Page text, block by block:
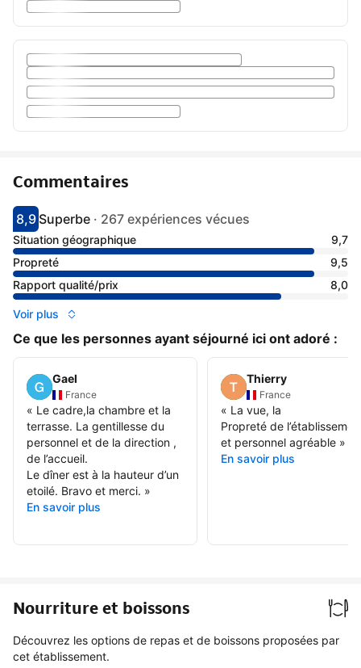
Commentaires
Avec une note de 8.9
8,9
superbeSuperbe · 267 expériences vécues
Situation géographique
9,7
Propreté
9,5
Rapport qualité/prix
8,0
Voir plus
Ce que les personnes ayant séjourné ici ont adoré :
Gael
France
« Le cadre,la chambre et la
terrasse. La gentillesse du
personnel et de la direction ,
de l’accueil.
Le dîner est à la hauteur d’un
etoilé. Bravo et merci. »
En savoir plus
Thierry
France
« La vue, la
Propreté de
et personnel agréable»
En savoir plus
Nourriture et boissons
Découvrez les options de repas et de boissons proposées par
cet établissement.